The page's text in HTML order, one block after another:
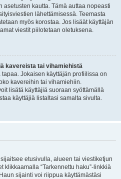
asetusten kautta. Tämä auttaa nopeasti
lähettämisessä. Teemasta
myös korostaa. Jos lisäät käyttäjän
viestit piilotetaan oletuksena.
kavereista tai vihamiehistä
Jokaisen käyttäjän profiilissa on
kavereihin tai vihamiehiin.
lisätä käyttäjiä suoraan syöttämällä
käyttäjiä listaltasi samalta sivulta.
etusivulla, alueen tai viestiketjun
klikkaamalla “Tarkennettu haku”-linkkiä
sijainti voi riippua käyttämästäsi